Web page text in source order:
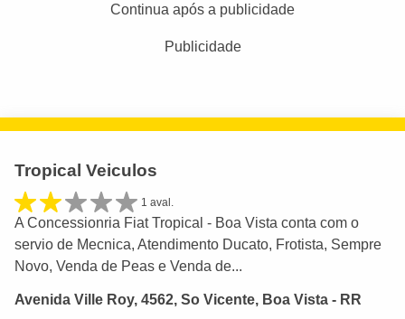
Continua após a publicidade
Publicidade
Tropical Veiculos
1 aval.
A Concessionria Fiat Tropical - Boa Vista conta com o
servio de Mecnica, Atendimento Ducato, Frotista, Sempre
Novo, Venda de Peas e Venda de...
Avenida Ville Roy, 4562, So Vicente, Boa Vista - RR